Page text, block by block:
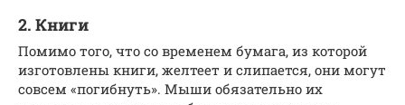
2. Книги
Помимо того, что со временем бумага, из которой
изготовлены книги, желтеет и слипается, они могут
совсем «погибнуть». Мыши обязательно их